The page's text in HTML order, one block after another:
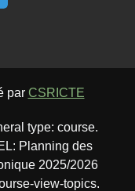
par CSRICTE
type: course.
Planning des
2025/2026
view-topics.